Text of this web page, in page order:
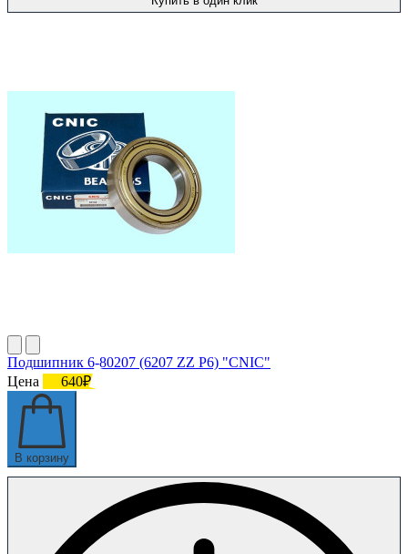
Подшипник 6-80207 (6207 ZZ P6) "CNIC"
Цена
640₽
В корзину